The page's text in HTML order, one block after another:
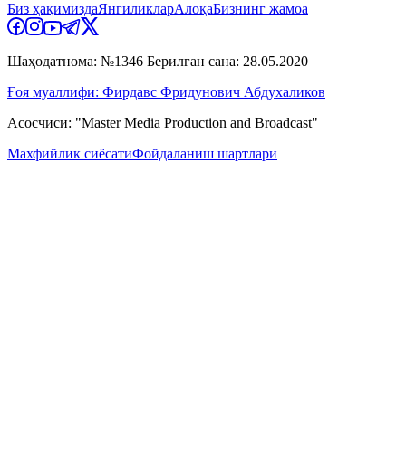
Биз ҳақимиздаЯнгиликларАлоқаБизнинг жамоа
Шаҳодатнома: №1346 Берилган сана: 28.05.2020
Ғоя муаллифи: Фирдавс Фридунович Абдухаликов
Асосчиси: "Master Media Production and Broadcast"
Махфийлик сиёсатиФойдаланиш шартлари